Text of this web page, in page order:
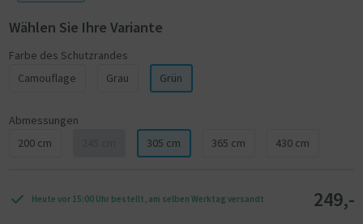
Wählen Sie Ihre Variante
Farbe des Schutzrandes
Camouflage
Grau Grün
Abmessungen
200 cm
305 cm 365 cm 430 cm
Heute vor 15:00 Uhr bestellt, am selben Werktag versandt 249,-